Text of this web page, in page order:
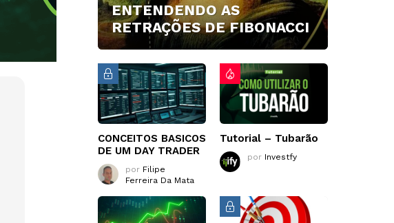
ENTENDENDO AS
RETRAÇÕES DE FIBONACCI
CONCEITOS BASICOS
DE UM DAY TRADER
por Filipe
Ferreira Da Mata
Tutorial – Tubarão
por Investfy